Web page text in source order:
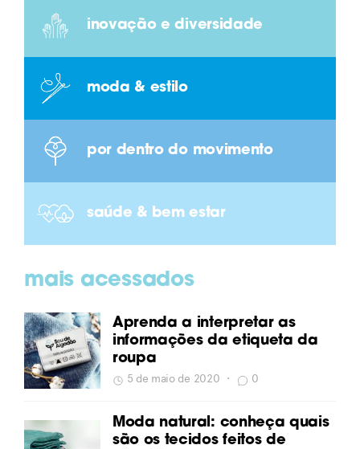
inovação e diversidade
moda & estilo
por dentro do movimento
saúde & bem estar
mais acessados
Aprenda a interpretar as
informações da etiqueta da
roupa
5 de maio de 2020 • 0
Moda natural: conheça quais
são os tecidos feitos de